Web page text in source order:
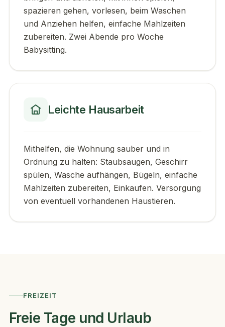
spazieren gehen, vorlesen, beim Waschen
und Anziehen helfen, einfache Mahlzeiten
zubereiten. Zwei Abende pro Woche
Babysitting.
Leichte Hausarbeit
Mithelfen, die Wohnung sauber und in
Ordnung zu halten: Staubsaugen, Geschirr
spülen, Wäsche aufhängen, Bügeln, einfache
Mahlzeiten zubereiten, Einkaufen. Versorgung
von eventuell vorhandenen Haustieren.
FREIZEIT
Freie Tage und Urlaub